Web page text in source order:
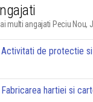
multi angajati Peciu Nou,
Activitati de protectie
Fabricarea hartiei si